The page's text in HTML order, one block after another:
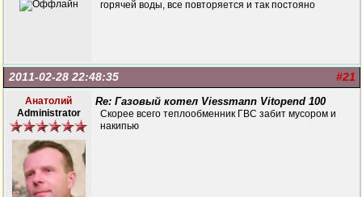
горячей воды, все повторяется и так постояно
#21
2011-02-28 22:48:35
Анатолий
Administrator
Re: Газовый котел Viessmann Vitopend 100
Скорее всего теплообменник ГВС забит мусором и
накипью